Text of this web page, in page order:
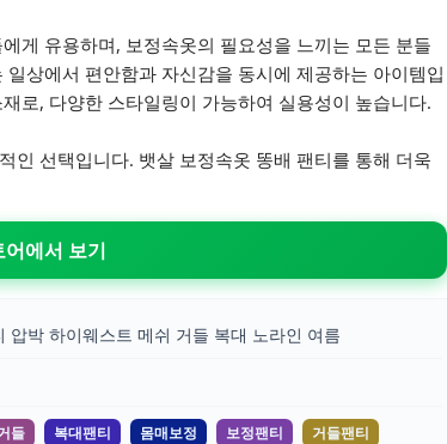
게 유용하며, 보정속옷의 필요성을 느끼는 모든 분들
상에서 편안함과 자신감을 동시에 제공하는 아이템입
로, 다양한 스타일링이 가능하여 실용성이 높습니다.
인 선택입니다. 뱃살 보정속옷 똥배 팬티를 통해 더욱
에서 보기
박 하이웨스트 메쉬 거들 복대 노라인 여름
들 복대팬티 몸매보정 보정팬티
거들팬티